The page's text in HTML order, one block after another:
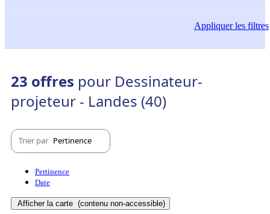
Appliquerles filtres
23 offres pour Dessinateur-
projeteur - Landes (40)
Trier par Pertinence
Pertinence
Date
Afficher la carte (contenu non-accessible)